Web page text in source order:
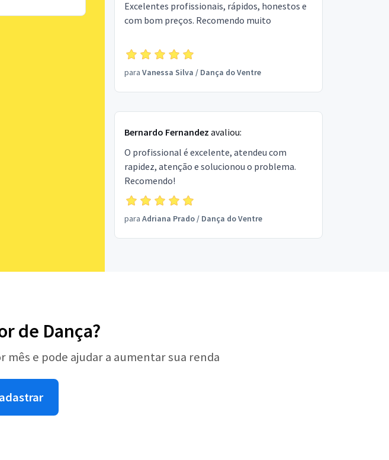
Excelentes profissionais, rápidos, honestos e
com bom preços. Recomendo muito
para Vanessa Silva / Dança do Ventre
Bernardo Fernandez avaliou:
O profissional é excelente, atendeu com
rapidez, atenção e solucionou o problema.
Recomendo!
para Adriana Prado/ Dança do Ventre
de Dança?
mês e pode ajudar a aumentar sua renda